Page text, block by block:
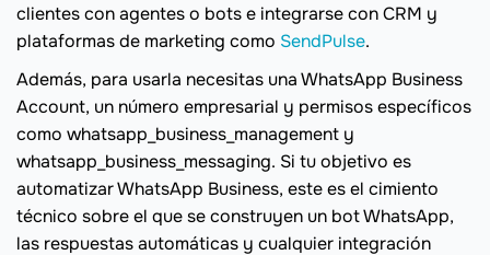
clientes con agentes o bots e integrarse con CRM y
plataformas de marketing como SendPulse.
Además, para usarla necesitas una WhatsApp Business
Account, un número empresarial y permisos específicos
como whatsapp_business_management y
whatsapp_business_messaging. Si tu objetivo es
automatizar WhatsApp Business, este es el cimiento
técnico sobre el que se construyen un bot WhatsApp,
las respuestas automáticas y cualquier integración